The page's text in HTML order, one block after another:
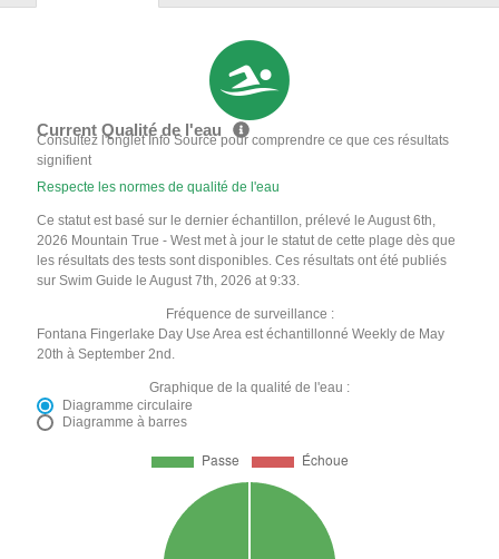
Current Qualité de l'eau
Consultez l'onglet Info Source pour comprendre ce que ces résultats
signifient
Respecte les normes de qualité de l'eau
Ce statut est basé sur le dernier échantillon, prélevé le August 6th,
2026 Mountain True - West met à jour le statut de cette plage dès que
les résultats des tests sont disponibles. Ces résultats ont été publiés
sur Swim Guide le August 7th, 2026 at 9:33.
Fréquence de surveillance :
Fontana Fingerlake Day Use Area est échantillonné Weekly de May
20th à September 2nd.
Graphique de la qualité de l'eau :
Diagramme circulaire
Diagramme à barres